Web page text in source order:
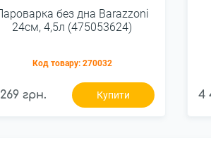
без дна Barazzoni
24см, 4,5л (475053624)
Код товару: 270032
грн. Купити 4